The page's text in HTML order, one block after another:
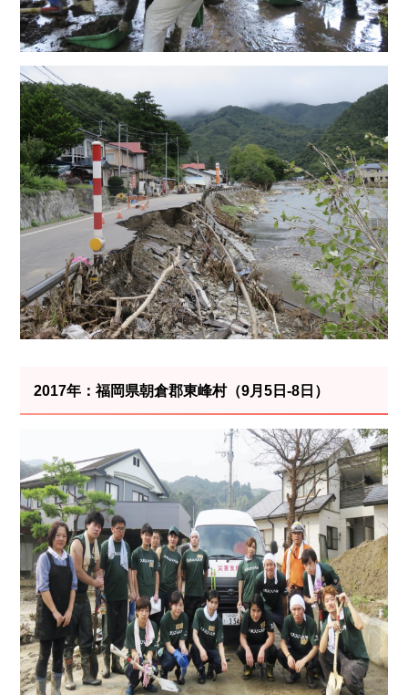
2017年：福岡県朝倉郡東峰村（9月5日-8日）